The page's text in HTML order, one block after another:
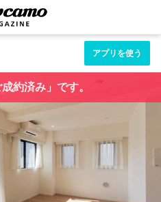
アプリを使う
約済み」です。